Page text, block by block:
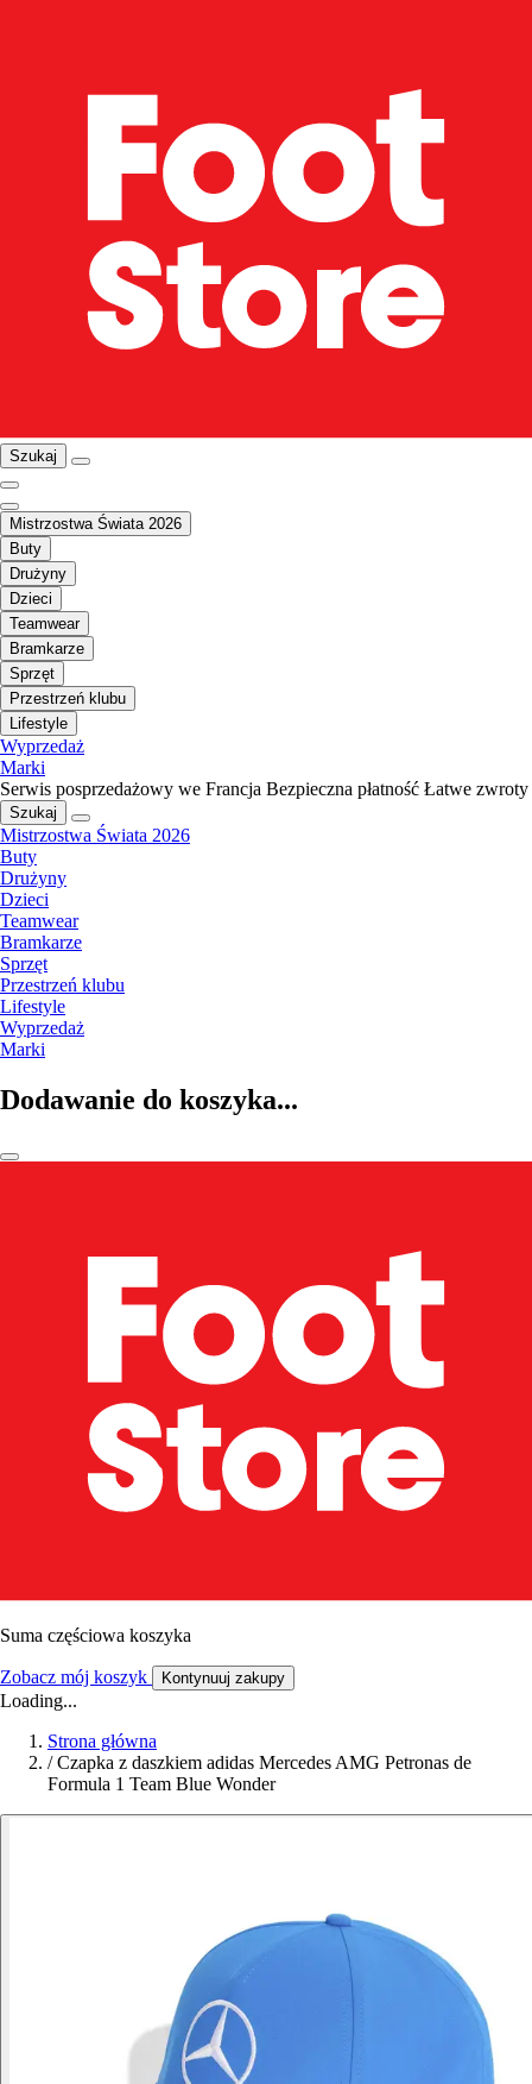
Szukaj
Mistrzostwa Świata 2026
Buty
Drużyny
Dzieci
Teamwear
Bramkarze
Sprzęt
Przestrzeń klubu
Lifestyle
Wyprzedaż
Marki
Serwis posprzedażowy we Francja Bezpieczna płatność Łatwe zwroty
Szukaj
Mistrzostwa Świata 2026
Buty
Drużyny
Dzieci
Teamwear
Bramkarze
Sprzęt
Przestrzeń klubu
Lifestyle
Wyprzedaż
Marki
Dodawanie do koszyka...
Suma częściowa koszyka
Zobacz mój koszyk Kontynuuj zakupy
Loading...
Strona główna
/ Czapka z daszkiem adidas Mercedes AMG Petronas de
Formula 1 Team Blue Wonder